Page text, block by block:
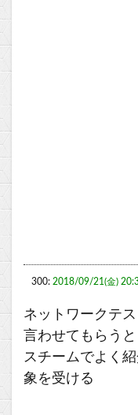
300: 2018/09/21(金)
ネットワークテ
言わせてもらうと
スチームでよく
象を受ける